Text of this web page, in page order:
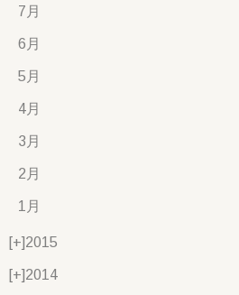
7月
6月
5月
4月
3月
2月
1月
[+]2015
[+]2014